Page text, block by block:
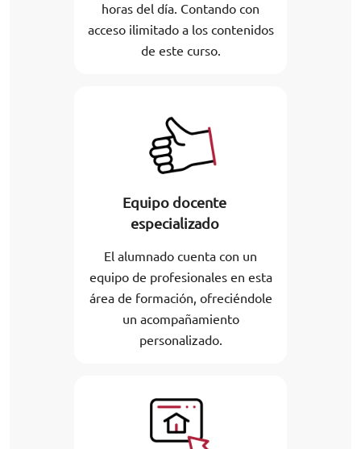
horas del día. Contando con
acceso ilimitado a los contenidos
de este curso.
Equipo docente
especializado
El alumnado cuenta con un
equipo de profesionales en esta
área de formación, ofreciéndole
un acompañamiento
personalizado.